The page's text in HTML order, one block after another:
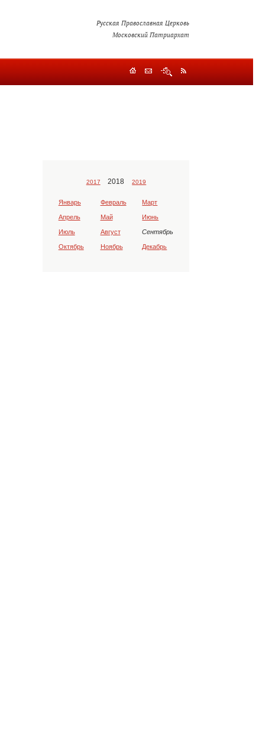
Русская Православная Церковь
Московский Патриархат
2017 2018 2019
Январь Февраль Март
Апрель Май Июнь
Июль Август Сентябрь
Октябрь Ноябрь Декабрь